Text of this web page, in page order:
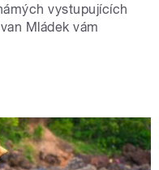
vystupujících
Mládek vám